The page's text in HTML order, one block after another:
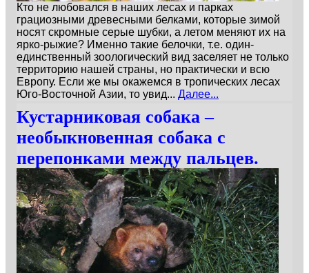
Кто не любовался в наших лесах и парках
грациозными древесными белками, которые зимой
носят скромные серые шубки, а летом меняют их на
ярко-рыжие? Именно такие белочки, т.е. один-
единственный зоологический вид заселяет не только
территорию нашей страны, но практически и всю
Европу. Если же мы окажемся в тропических лесах
Юго-Восточной Азии, то увид... Далее...
Кустарниковая собака –
необыкновенная собака с
перепонками между пальцев.